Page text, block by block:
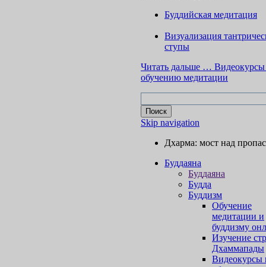
Буддийская медитация
Визуализация
ступы
Читать дальше …
обучению медитации
Skip navigation
Дхарма: мост над
Буддаяна
Буддаяна
Будда
Буддизм
Обучение
медитации и
буддизму
Изучение
Дхаммапады
Видеокурсы